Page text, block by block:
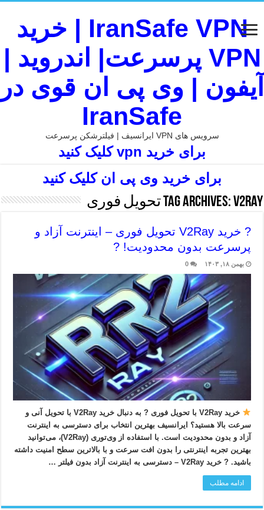
IranSafe VPN | خرید
VPN پرسرعت| اندروید |
آیفون | وی پی ان قوی در
IranSafe
سرویس های VPN ایرانسیف | فیلترشکن پرسرعت
برای خرید vpn کلیک کنید
برای خرید وی پی ان کلیک کنید
Tag Archives:V2Ray تحویل فوری
? خرید V2Ray تحویل فوری – اینترنت آزاد و
پرسرعت بدون محدودیت! ?
بهمن ۱۸, ۱۴۰۳ 0
خرید V2Ray با تحویل فوری ? به دنبال خرید V2Ray با تحویل آنی و
سرعت بالا هستید؟ ایرانسیف بهترین انتخاب برای دسترسی به اینترنت
آزاد و بدون محدودیت است. با استفاده از وی‌تو‌ری (V2Ray)، می‌توانید
بهترین تجربه اینترنتی را بدون افت سرعت و با بالاترین سطح امنیت داشته
باشید. ? خرید V2Ray – دسترسی به اینترنت آزاد بدون فیلتر …
ادامه مطلب